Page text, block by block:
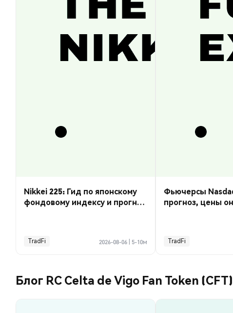
Nikkei 225: Гид по японскому
фондовому индексу и прогноз
TradFi 2026-08-06 5-10м
Фьючерсы
прогноз, цены
TradFi
Блог RC Celta de Vigo Fan Token (CFT)